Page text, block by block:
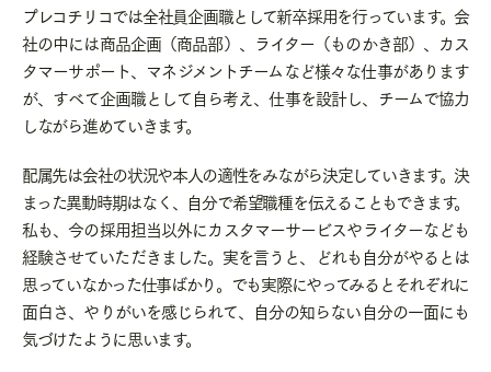
プレコチリコでは全社員企画職として新卒採用を行っています。会
社の中には商品企画（商品部）、ライター（ものかき部）、カス
タマーサポート、マネジメントチームなど様々な仕事があります
が、すべて企画職として自ら考え、仕事を設計し、チームで協力
しながら進めていきます。
配属先は会社の状況や本人の適性をみながら決定していきます。決
まった異動時期はなく、自分で希望職種を伝えることもできます。
私も、今の採用担当以外にカスタマーサービスやライターなども
経験させていただきました。実を言うと、どれも自分がやるとは
思っていなかった仕事ばかり。でも実際にやってみるとそれぞれに
面白さ、やりがいを感じられて、自分の知らない自分の一面にも
気づけたように思います。